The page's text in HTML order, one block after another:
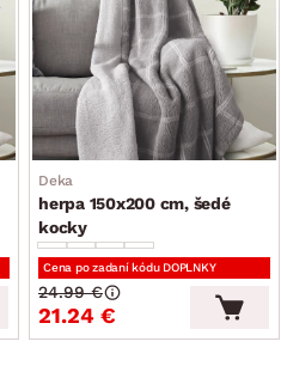
Deka
herpa 150x200 cm, šedé
kocky
Cena po zadaní kódu DOPLNKY
21.24 €
24.99 €